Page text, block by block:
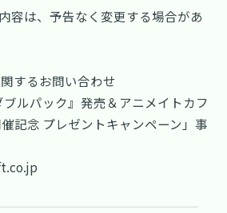
容は、予告なく変更する場合があ
するお問い合わせ
ブルパック』発売＆アニメイトカフ
記念 プレゼントキャンペーン」事